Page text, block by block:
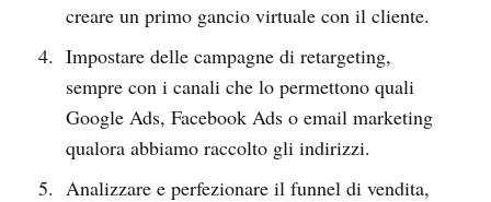
creare un primo gancio virtuale con il cliente.
Impostare delle campagne di retargeting,
sempre con i canali che lo permettono quali
Google Ads, Facebook Ads o email marketing
qualora abbiamo raccolto gli indirizzi.
Analizzare e perfezionare il funnel di vendita,